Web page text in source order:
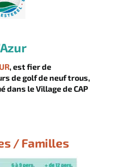
, est fier de
de golf de neuf trous,
dans le Village de CAP
/ Familles